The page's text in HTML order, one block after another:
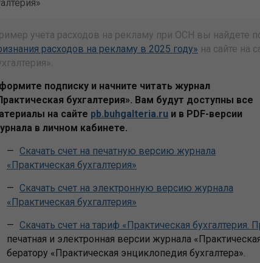
учета расходов на рекламу при ОСН вы найдете
расходов на рекламу в 2025 году» на сайте на
подписку и начните читать журнал
бухгалтерия». Вам будут доступны все
на сайте pb.buhgalteria.ru и в PDF-версии
в личном кабинете.
Скачать счет на печатную версию журнала
«Практическая бухгалтерия»
Скачать счет на электронную версию журнала
«Практическая бухгалтерия»
Скачать счет на тариф «Практическая бухгалтерия.
печатная и электронная версии журнала
бератору «Практическая энциклопедия бухгалтера».